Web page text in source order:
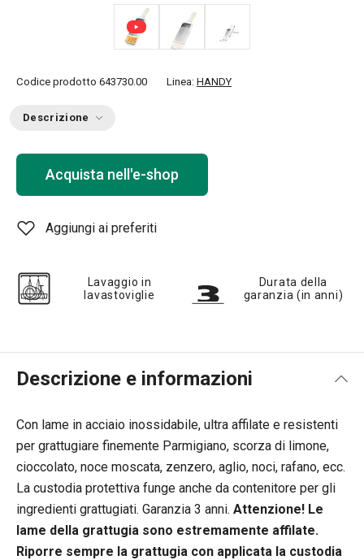
Codice prodotto 643730.00 Linea: HANDY
Descrizione
Acquista nell'e-shop
Aggiungi ai preferiti
Lavaggio in
lavastoviglie
Durata della
garanzia (in anni)
Descrizione e informazioni
Con lame in acciaio inossidabile, ultra affilate e resistenti
per grattugiare finemente Parmigiano, scorza di limone,
cioccolato, noce moscata, zenzero, aglio, noci, rafano, ecc.
La custodia protettiva funge anche da contenitore per gli
ingredienti grattugiati. Garanzia 3 anni. Attenzione! Le
lame della grattugia sono estremamente affilate.
Riporre sempre la grattugia con applicata la custodia